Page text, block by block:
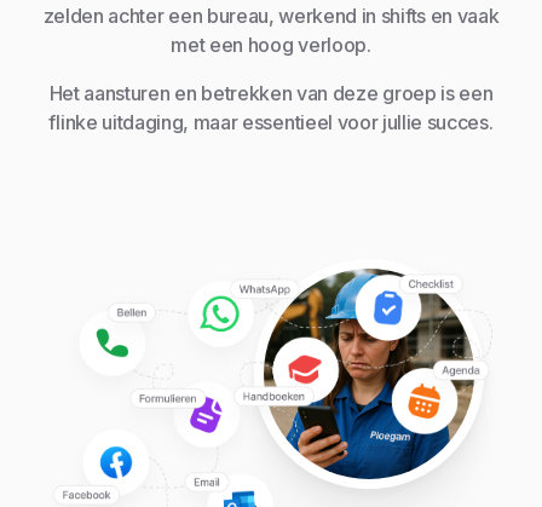
zelden achter een bureau, werkend in shifts en vaak
met een hoog verloop.
Het aansturen en betrekken van deze groep is een
flinke uitdaging, maar essentieel voor jullie succes.